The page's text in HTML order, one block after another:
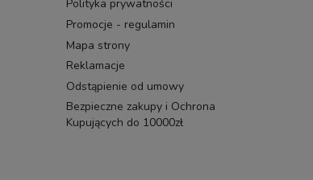
Polityka prywatności
Promocje - regulamin
Mapa strony
Reklamacje
Odstąpienie od umowy
Bezpieczne zakupy i Ochrona
Kupujących do 10000zł